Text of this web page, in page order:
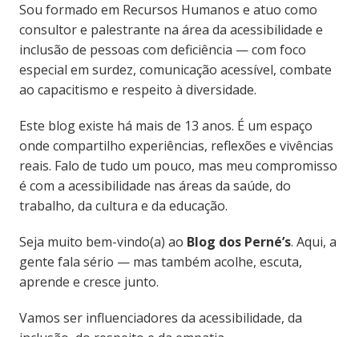
Sou formado em Recursos Humanos e atuo como
consultor e palestrante na área da acessibilidade e
inclusão de pessoas com deficiência — com foco
especial em surdez, comunicação acessível, combate
ao capacitismo e respeito à diversidade.
Este blog existe há mais de 13 anos. É um espaço
onde compartilho experiências, reflexões e vivências
reais. Falo de tudo um pouco, mas meu compromisso
é com a acessibilidade nas áreas da saúde, do
trabalho, da cultura e da educação.
Seja muito bem-vindo(a) ao Blog dos Perné’s. Aqui, a
gente fala sério — mas também acolhe, escuta,
aprende e cresce junto.
Vamos ser influenciadores da acessibilidade, da